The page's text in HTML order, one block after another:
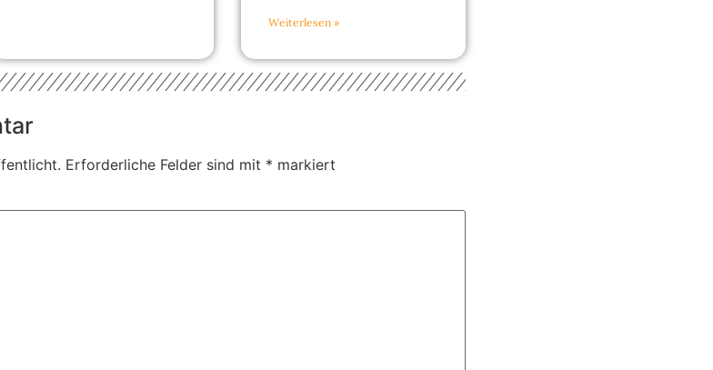
Weiterlesen »
Erforderliche Felder sind mit * markiert